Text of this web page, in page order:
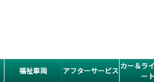
福祉車両 アフターサービス カー＆ラ
ート